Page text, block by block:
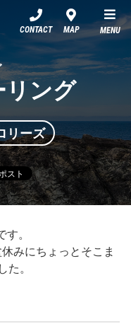
CONTACT MAP MENU
リング
リーズ
。
みにちょっとそこま
た。